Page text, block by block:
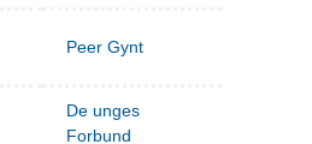
Peer Gynt
De unges
Forbund